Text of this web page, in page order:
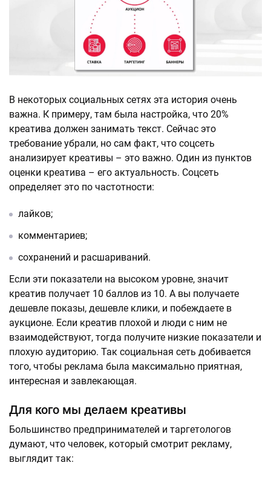
В некоторых социальных сетях эта история очень
важна. К примеру, там была настройка, что 20%
креатива должен занимать текст. Сейчас это
требование убрали, но сам факт, что соцсеть
анализирует креативы – это важно. Один из пунктов
оценки креатива – его актуальность. Соцсеть
определяет это по частотности:
лайков;
комментариев;
сохранений и расшариваний.
Если эти показатели на высоком уровне, значит
креатив получает 10 баллов из 10. А вы получаете
дешевле показы, дешевле клики, и побеждаете в
аукционе. Если креатив плохой и люди с ним не
взаимодействуют, тогда получите низкие показатели и
плохую аудиторию. Так социальная сеть добивается
того, чтобы реклама была максимально приятная,
интересная и завлекающая.
Для кого мы делаем креативы
Большинство предпринимателей и таргетологов
думают, что человек, который смотрит рекламу,
выглядит так: